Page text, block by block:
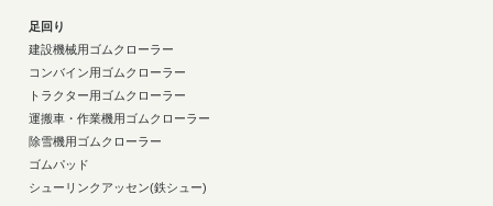
足回り
建設機械用ゴムクローラー
コンバイン用ゴムクローラー
トラクター用ゴムクローラー
運搬車・作業機用ゴムクローラー
除雪機用ゴムクローラー
ゴムパッド
シューリンクアッセン(鉄シュー)